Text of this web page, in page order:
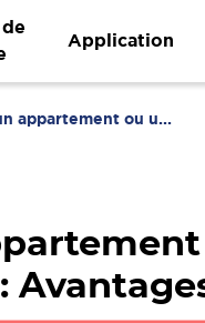
Application
appartement ou u...